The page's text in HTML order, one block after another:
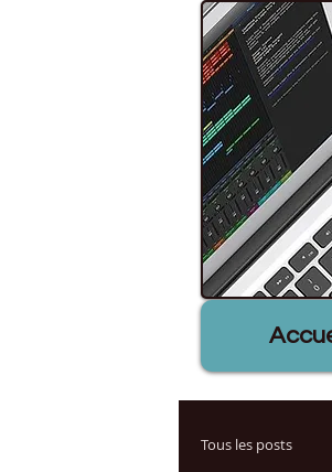
Tous les posts